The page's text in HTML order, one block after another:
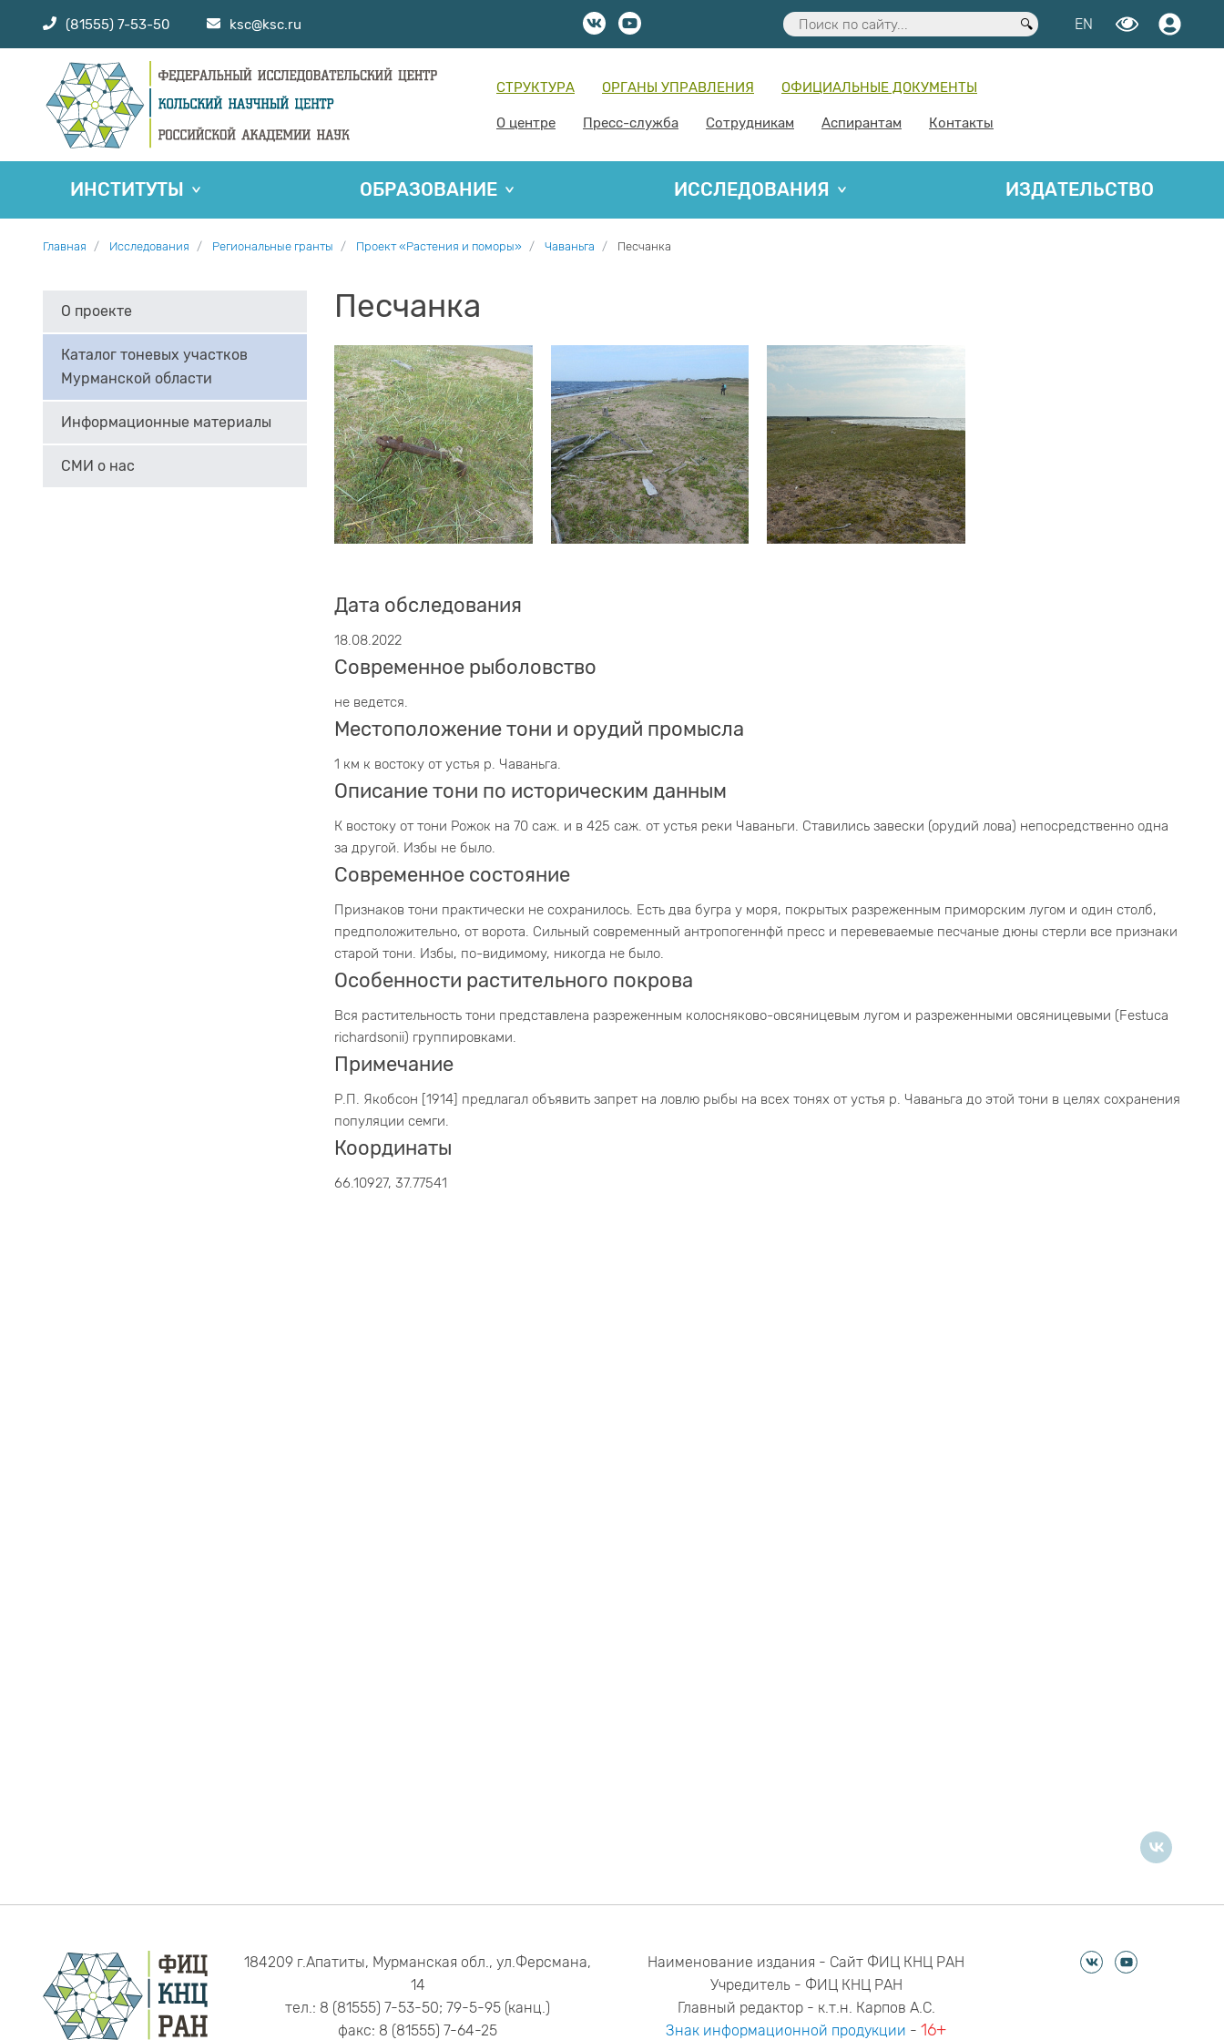
(81555) 7-53-50 ksc@ksc.ru EN
СТРУКТУРА ОРГАНЫ УПРАВЛЕНИЯ ОФИЦИАЛЬНЫЕ ДОКУМЕНТЫ
О центре Пресс-служба Сотрудникам Аспирантам Контакты
ИНСТИТУТЫ ОБРАЗОВАНИЕ ИССЛЕДОВАНИЯ ИЗДАТЕЛЬСТВО
Главная Исследования Региональные гранты Проект «Растения и поморы» Чаваньга Песчанка
О проекте
Каталог тоневых участков
Мурманской области
Информационные материалы
СМИ о нас
Песчанка
Дата обследования
18.08.2022
Современное рыболовство
не ведется.
Местоположение тони и орудий промысла
1 км к востоку от устья р. Чаваньга.
Описание тони по историческим данным
К востоку от тони Рожок на 70 саж. и в 425 саж. от устья реки Чаваньги. Ставились завески (орудий лова) непосредственно одна
за другой. Избы не было.
Современное состояние
Признаков тони практически не сохранилось. Есть два бугра у моря, покрытых разреженным приморским лугом и один столб,
предположительно, от ворота. Сильный современный антропогеннфй пресс и перевеваемые песчаные дюны стерли все признаки
старой тони. Избы, по-видимому, никогда не было.
Особенности растительного покрова
Вся растительность тони представлена разреженным колосняково-овсяницевым лугом и разреженными овсяницевыми (Festuca
richardsonii) группировками.
Примечание
Р.П. Якобсон [1914] предлагал объявить запрет на ловлю рыбы на всех тонях от устья р. Чаваньга до этой тони в целях сохранения
популяции семги.
Координаты
66.10927, 37.77541
184209 г.Апатиты, Мурманская обл., ул.Ферсмана,
14
тел.: 8 (81555) 7-53-50; 79-5-95 (канц.)
факс: 8 (81555) 7-64-25
Наименование издания - Сайт ФИЦ КНЦ РАН
Учредитель - ФИЦ КНЦ РАН
Главный редактор - к.т.н. Карпов А.С.
Знак информационной продукции -16+